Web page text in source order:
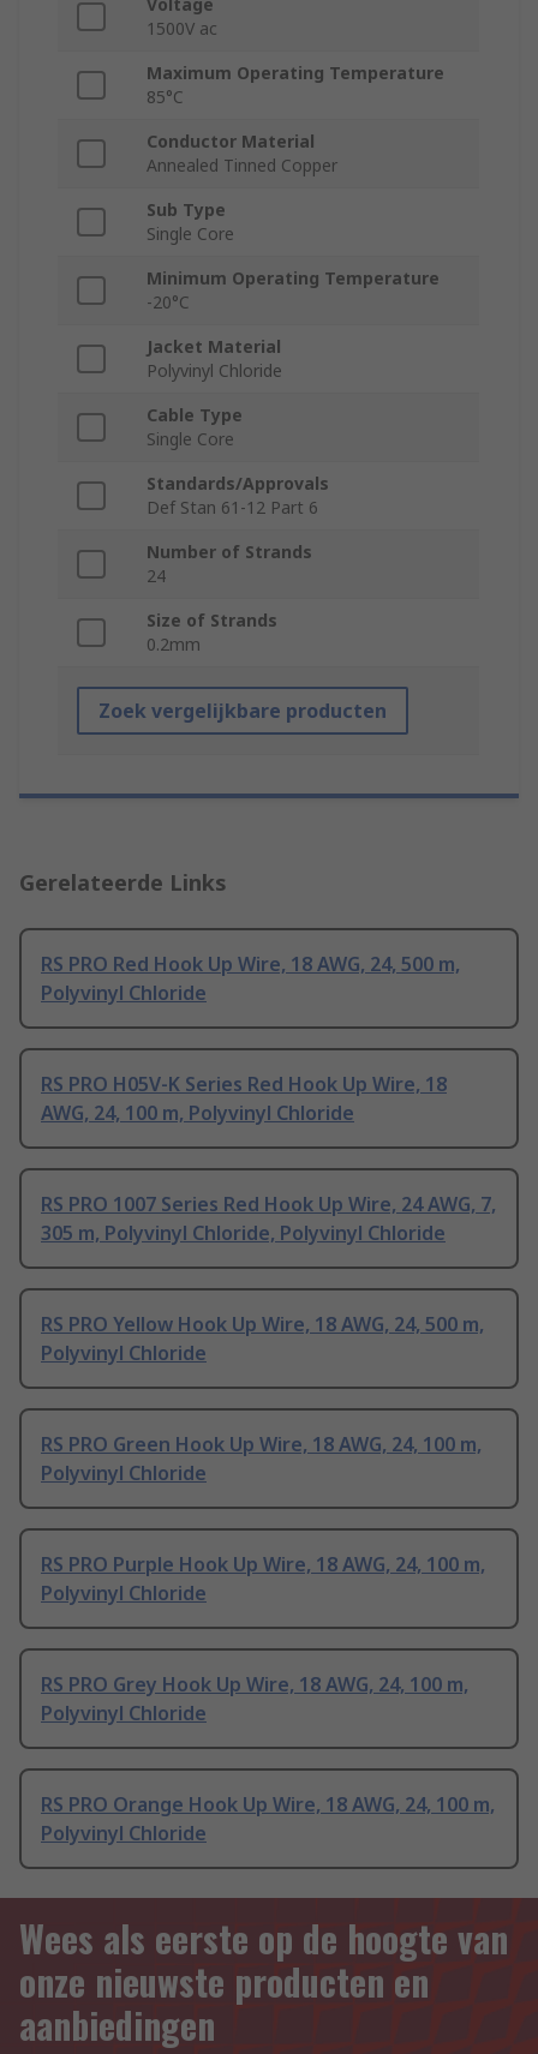
Voltage
1500V ac
Maximum Operating Temperature
85°C
Conductor Material
Annealed Tinned Copper
Sub Type
Single Core
Minimum Operating Temperature
-20°C
Jacket Material
Polyvinyl Chloride
Cable Type
Single Core
Standards/Approvals
Def Stan 61-12 Part 6
Number of Strands
24
Size of Strands
0.2mm
Zoek vergelijkbare producten
Gerelateerde Links
RS PRO Red Hook Up Wire, 18 AWG, 24, 500 m,
Polyvinyl Chloride
RS PRO H05V-K Series Red Hook Up Wire, 18
AWG, 24, 100 m, Polyvinyl Chloride
RS PRO 1007 Series Red Hook Up Wire, 24 AWG, 7,
305 m, Polyvinyl Chloride, Polyvinyl Chloride
RS PRO Yellow Hook Up Wire, 18 AWG, 24, 500 m,
Polyvinyl Chloride
RS PRO Green Hook Up Wire, 18 AWG, 24, 100 m,
Polyvinyl Chloride
RS PRO Purple Hook Up Wire, 18 AWG, 24, 100 m,
Polyvinyl Chloride
RS PRO Grey Hook Up Wire, 18 AWG, 24, 100 m,
Polyvinyl Chloride
RS PRO Orange Hook Up Wire, 18 AWG, 24, 100 m,
Polyvinyl Chloride
Wees als eerste op de hoogte van
onze nieuwste producten en
aanbiedingen